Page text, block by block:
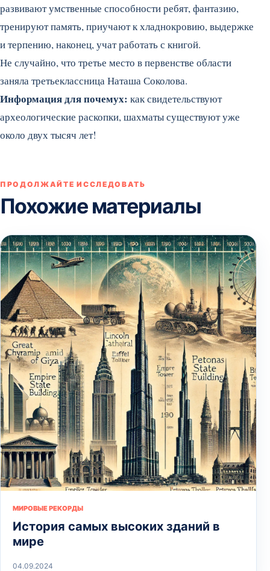
развивают умственные способности ребят, фантазию,
тренируют память, приучают к хладнокровию, выдержке
и терпению, наконец, учат работать с книгой.
Не случайно, что третье место в первенстве области
заняла третьеклассница Наташа Соколова.
Информация для почемух: как свидетельствуют
археологические раскопки, шахматы существуют уже
около двух тысяч лет!
ПРОДОЛЖАЙТЕ ИССЛЕДОВАТЬ
Похожие материалы
МИРОВЫЕ РЕКОРДЫ
История самых высоких зданий в
мире
04.09.2024